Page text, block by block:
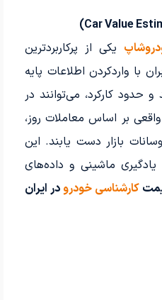
یکی از پرکاربردترین
با واردکردن اطلاعات پایه
حدود کارکرد، می‌توانند در
بر اساس معاملات روز،
بازار دست یابند. این
یادگیری ماشینی و داده‌های
کارشناسی خودرودر ایران